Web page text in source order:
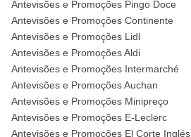
Antevisões e Promoções Pingo Doce
Antevisões e Promoções Continente
Antevisões e Promoções Lidl
Antevisões e Promoções Aldi
Antevisões e Promoções Intermarché
Antevisões e Promoções Auchan
Antevisões e Promoções Minipreço
Antevisões e Promoções E-Leclerc
Antevisões e Promoções El Corte Inglés